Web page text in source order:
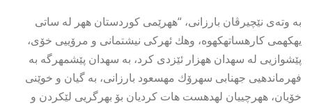
بە وتەی نێچیرڤان بارزانی، “ههرێمى كوردستان ههر له ساتى
يهكهمى كارهساتهكهوه، وهك ئهركى نيشتمانى و مرۆييى خۆى،
پێشوازيى له سهدان ههزار ئێزدى كرد، به سهدان پێشمهرگه به
فهرماندهيی جهنابى سهرۆك مهسعود بارزانى، به گيان و خوێنى
خۆيان، ههرچييان لهدهست هات كرديان بۆ بهرگريی لێكردن و